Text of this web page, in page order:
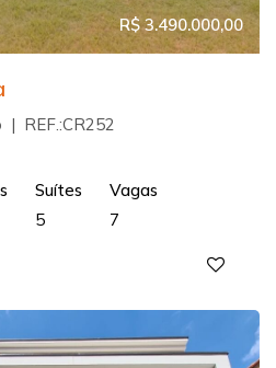
R$ 3.490.000,00
| REF.:CR252
Suítes
5
Vagas
7